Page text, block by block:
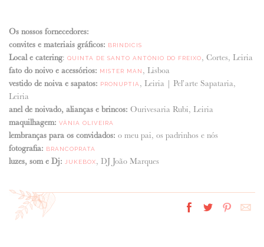
Os nossos fornecedores:
convites e materiais gráficos:
BRINDICIS
Local e catering: QUINTA DE SANTO ANTÓNIO DO FREIXO, Cortes, Leiria
fato do noivo e acessórios:
MISTER MAN , Lisboa
vestido de noiva e sapatos:
PRONUPTIA, Leiria | Pel’arte Sapataria,
Leiria
anel de noivado, alianças e brincos: Ourivesaria Rubi, Leiria
maquilhagem: VÂNIA OLIVEIRA
lembranças para os convidados: o meu pai, os padrinhos e nós
fotografia:
BRANCOPRATA
luzes, som e Dj: JUKEBOX, DJ João Marques